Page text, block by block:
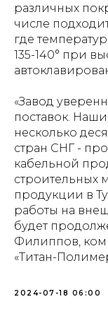
различных
числе
где
135-140° при
«Завод
поставок.
несколько
стран СНГ -
кабельной
строительных
продукции в
работы на
будет
Филиппов,
«Титан-
2024-07-18 06:00